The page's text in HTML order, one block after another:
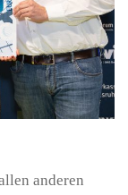
anderen